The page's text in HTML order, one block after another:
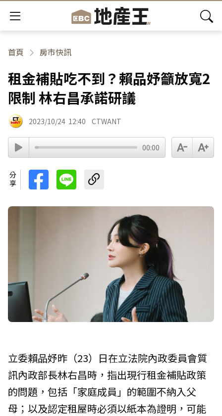
首頁 房市快訊
租金補貼吃不到？賴品妤籲放寬2
限制 林右昌承諾研議
2023/10/24 12:40 CTWANT
00:00
分享
立委賴品妤昨（23）日在立法院內政委員會質
訊內政部長林右昌時，指出現行租金補貼政策
的問題，包括「家庭成員」的範圍不納入父
母；以及認定租屋時必須以紙本為證明，可能